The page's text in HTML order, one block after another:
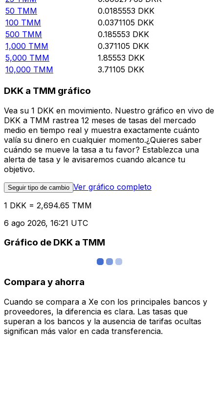
50 TMM 0.0185553 DKK
100 TMM 0.0371105 DKK
500 TMM 0.185553 DKK
1,000 TMM 0.371105 DKK
5,000 TMM 1.85553 DKK
10,000 TMM 3.71105 DKK
DKK a TMM gráfico
Vea su 1 DKK en movimiento. Nuestro gráfico en vivo de
DKK a TMM rastrea 12 meses de tasas del mercado
medio en tiempo real y muestra exactamente cuánto
valía su dinero en cualquier momento.¿Quieres saber
cuándo se mueve la tasa a tu favor? Establezca una
alerta de tasa y le avisaremos cuando alcance tu
objetivo.
Seguir tipo de cambio Ver gráfico completo
1 DKK = 2,694.65 TMM
6 ago 2026, 16:21 UTC
Gráfico de DKK a TMM
Compara y ahorra
Cuando se compara a Xe con los principales bancos y
proveedores, la diferencia es clara. Las tasas que
superan a los bancos y la ausencia de tarifas ocultas
significan más valor en cada transferencia.